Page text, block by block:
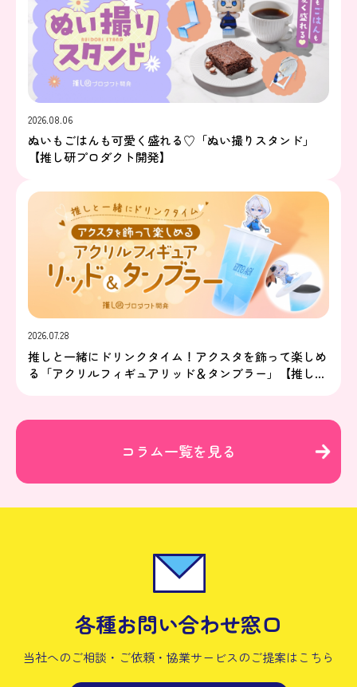
2026.08.06
ぬいもごはんも可愛く盛れる♡「ぬい撮りスタンド」
【推し研プロダクト開発】
2026.07.28
推しと一緒にドリンクタイム！アクスタを飾って楽しめ
る「アクリルフィギュアリッド＆タンブラー」【推し研
コラム一覧を見る
各種お問い合わせ窓口
当社へのご相談・ご依頼・協業サービスのご提案はこちら